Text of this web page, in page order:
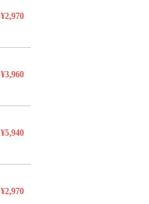
¥2,970
¥3,960
¥5,940
¥2,970